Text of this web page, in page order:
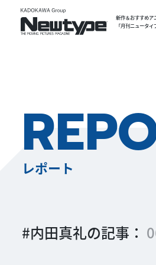
新作＆おすすめア
「月刊ニュータ
レポート
#内田真礼の記事：